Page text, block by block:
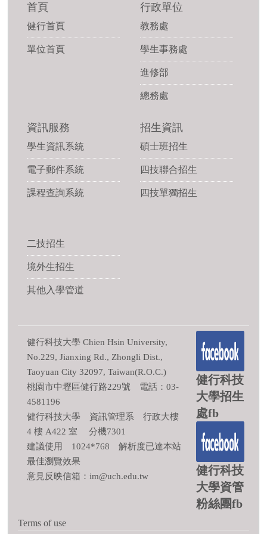
首頁
健行首頁
單位首頁
行政單位
教務處
學生事務處
進修部
總務處
資訊服務
學生資訊系統
電子郵件系統
課程查詢系統
招生資訊
碩士班招生
四技聯合招生
四技單獨招生
二技招生
境外生招生
其他入學管道
健行科技大學 Chien Hsin University,
No.229, Jianxing Rd., Zhongli Dist.,
Taoyuan City 32097, Taiwan(R.O.C.)
桃園市中壢區健行路229號 電話：03-
4581196
健行科技大學 資訊管理系 行政大樓
4 樓 A422 室 分機7301
建議使用 1024*768 解析度已達本站
最佳瀏覽效果
意見反映信箱：im@uch.edu.tw
健行科技
大學招生
處fb
健行科技
大學資管
粉絲團fb
Terms of use